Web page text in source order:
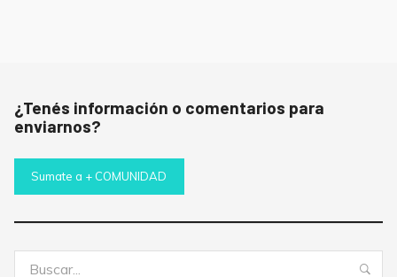
¿Tenés información o comentarios para
enviarnos?
Sumate a + COMUNIDAD